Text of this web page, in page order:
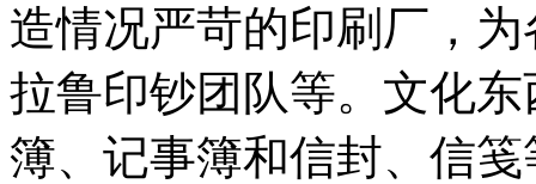
造情况严苛的印刷厂，
拉鲁印钞团队等。文化
簿、记事簿和信封、信